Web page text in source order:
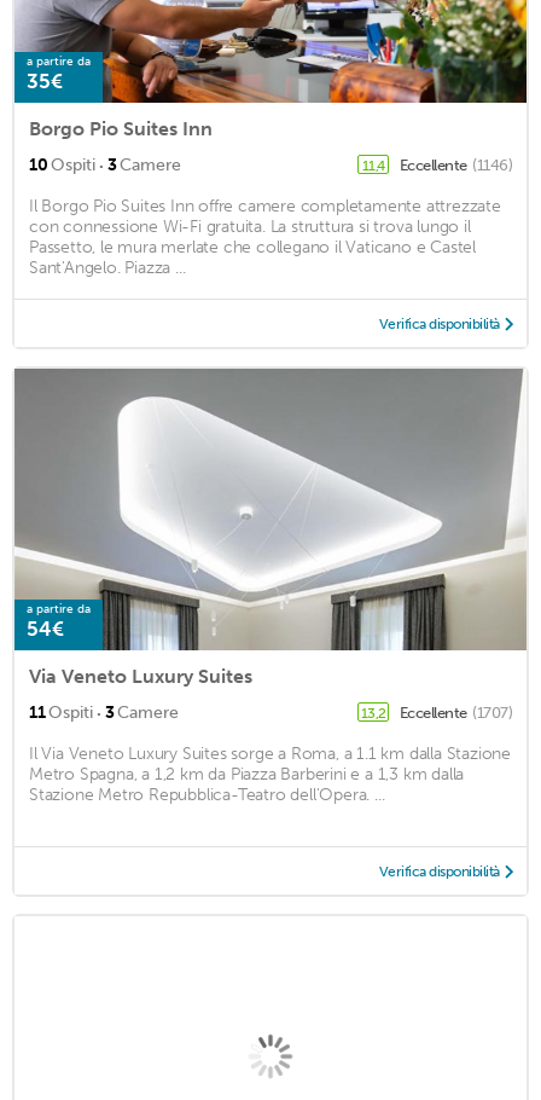
a partire da
35€
Borgo Pio Suites Inn
10Ospiti · 3Camere 11,4 Eccellente (1146)
Il Borgo Pio Suites Inn offre camere completamente attrezzate
con connessione Wi-Fi gratuita. La struttura si trova lungo il
Passetto, le mura merlate che collegano il Vaticano e Castel
Sant'Angelo. Piazza ...
Verifica disponibilità
a partire da
54€
Via Veneto Luxury Suites
11Ospiti · 3Camere 13,2 Eccellente (1707)
Il Via Veneto Luxury Suites sorge a Roma, a 1.1 km dalla Stazione
Metro Spagna, a 1,2 km da Piazza Barberini e a 1,3 km dalla
Stazione Metro Repubblica-Teatro dell'Opera. ...
Verifica disponibilità